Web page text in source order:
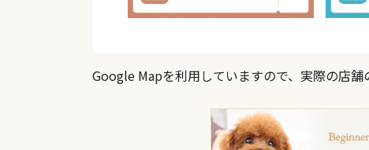
Google Mapを利用していますので、実際の店